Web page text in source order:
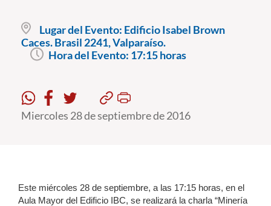
Admisión
Pregrado
Formación Continua
Funcionarios
Lugar del Evento: Edificio Isabel Brown
Caces. Brasil 2241, Valparaíso.
Hora del Evento: 17:15 horas
Miercoles 28 de septiembre de 2016
Este miércoles 28 de septiembre, a las 17:15 horas, en el
Aula Mayor del Edificio IBC, se realizará la charla “Minería